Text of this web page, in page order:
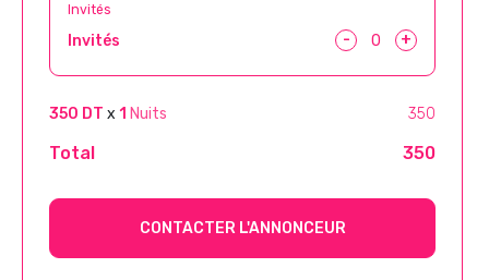
Invités
Invités - +
350 DT x 1 Nuits 350
Total 350
CONTACTER L'ANNONCEUR